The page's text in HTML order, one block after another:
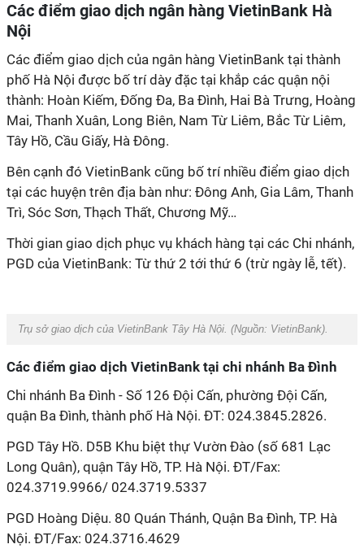
Các điểm giao dịch ngân hàng VietinBank Hà
Nội
Các điểm giao dịch của ngân hàng VietinBank tại thành
phố Hà Nội được bố trí dày đặc tại khắp các quận nội
thành: Hoàn Kiếm, Đống Đa, Ba Đình, Hai Bà Trưng, Hoàng
Mai, Thanh Xuân, Long Biên, Nam Từ Liêm, Bắc Từ Liêm,
Tây Hồ, Cầu Giấy, Hà Đông.
Bên cạnh đó VietinBank cũng bố trí nhiều điểm giao dịch
tại các huyện trên địa bàn như: Đông Anh, Gia Lâm, Thanh
Trì, Sóc Sơn, Thạch Thất, Chương Mỹ…
Thời gian giao dịch phục vụ khách hàng tại các Chi nhánh,
PGD của VietinBank: Từ thứ 2 tới thứ 6 (trừ ngày lễ, tết).
Trụ sở giao dịch của VietinBank Tây Hà Nội. (Nguồn: VietinBank).
Các điểm giao dịch VietinBank tại chi nhánh Ba Đình
Chi nhánh Ba Đình - Số 126 Đội Cấn, phường Đội Cấn,
quận Ba Đình, thành phố Hà Nội. ĐT: 024.3845.2826.
PGD Tây Hồ. D5B Khu biệt thự Vườn Đào (số 681 Lạc
Long Quân), quận Tây Hồ, TP. Hà Nội. ĐT/Fax:
024.3719.9966/ 024.3719.5337
PGD Hoàng Diệu. 80 Quán Thánh, Quận Ba Đình, TP. Hà
Nội. ĐT/Fax: 024.3716.4629